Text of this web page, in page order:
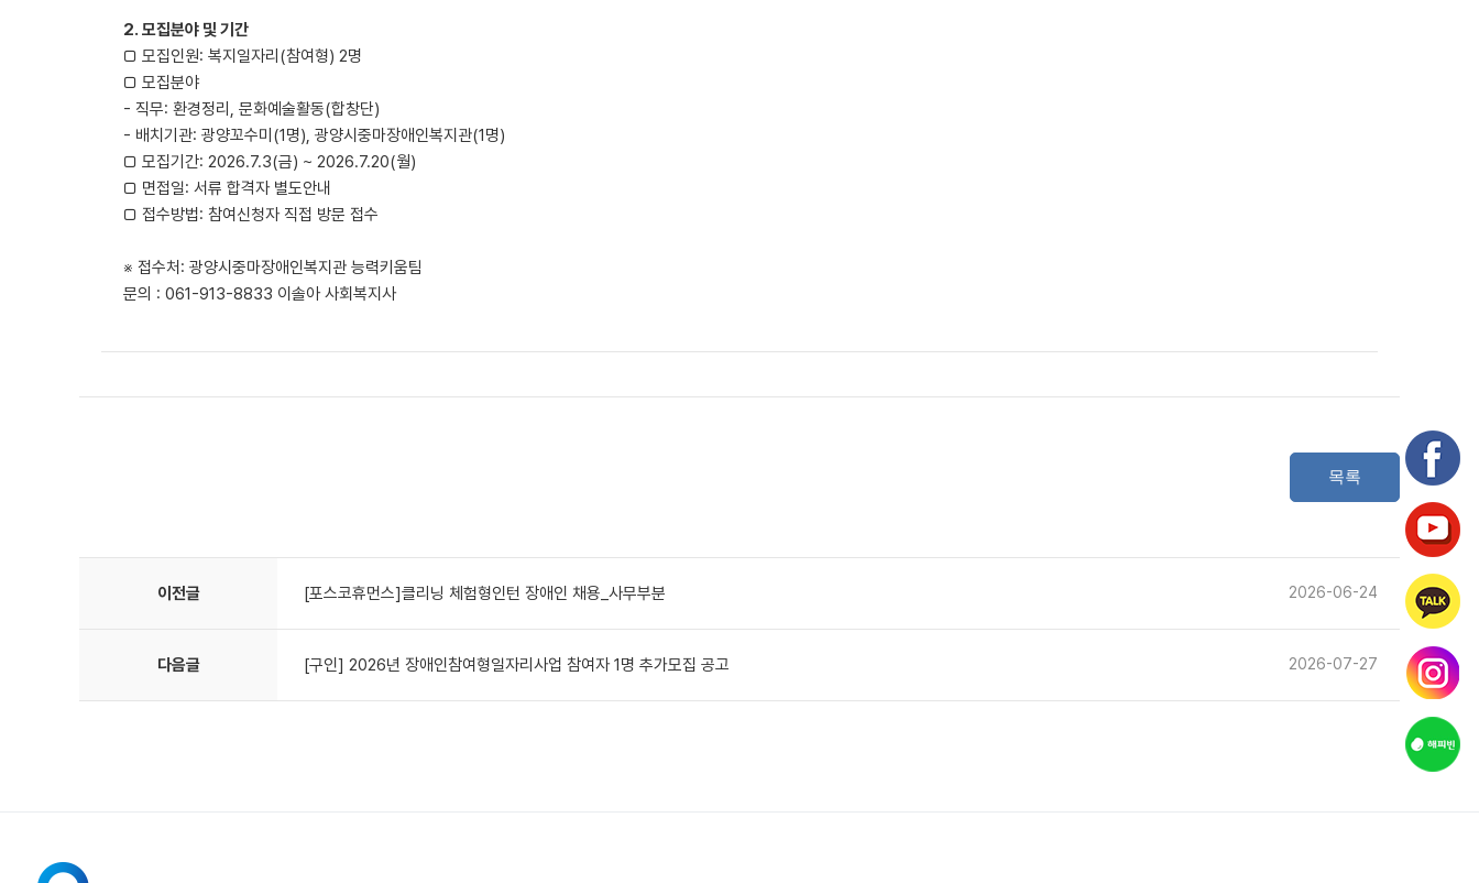
2. 모집분야 및 기간
▢ 모집인원: 복지일자리(참여형) 2명
▢ 모집분야
- 직무: 환경정리, 문화예술활동(합창단)
- 배치기관: 광양꼬수미(1명), 광양시중마장애인복지관(1명)
▢ 모집기간: 2026.7.3(금) ~ 2026.7.20(월)
▢ 면접일: 서류 합격자 별도안내
▢ 접수방법: 참여신청자 직접 방문 접수
※ 접수처: 광양시중마장애인복지관 능력키움팀
문의 : 061-913-8833 이솔아 사회복지사
목록
이전글 [포스코휴먼스]클리닝 체험형인턴 장애인 채용_사무부분 2026-06-24
다음글 [구인] 2026년 장애인참여형일자리사업 참여자 1명 추가모집 공고 2026-07-27